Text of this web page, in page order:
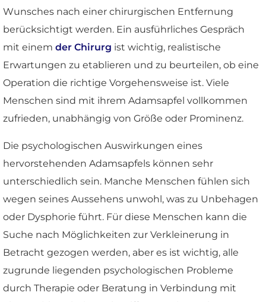
Wunsches nach einer chirurgischen Entfernung
berücksichtigt werden. Ein ausführliches Gespräch
mit einem der Chirurg ist wichtig, realistische
Erwartungen zu etablieren und zu beurteilen, ob eine
Operation die richtige Vorgehensweise ist. Viele
Menschen sind mit ihrem Adamsapfel vollkommen
zufrieden, unabhängig von Größe oder Prominenz.
Die psychologischen Auswirkungen eines
hervorstehenden Adamsapfels können sehr
unterschiedlich sein. Manche Menschen fühlen sich
wegen seines Aussehens unwohl, was zu Unbehagen
oder Dysphorie führt. Für diese Menschen kann die
Suche nach Möglichkeiten zur Verkleinerung in
Betracht gezogen werden, aber es ist wichtig, alle
zugrunde liegenden psychologischen Probleme
durch Therapie oder Beratung in Verbindung mit